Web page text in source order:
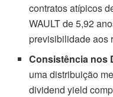
contratos atípicos
WAULT de 5,92
previsibilidade aos
Consistência nos
uma distribuição
dividend yield